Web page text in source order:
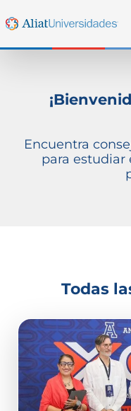
Encuentra
para estudiar
Todas